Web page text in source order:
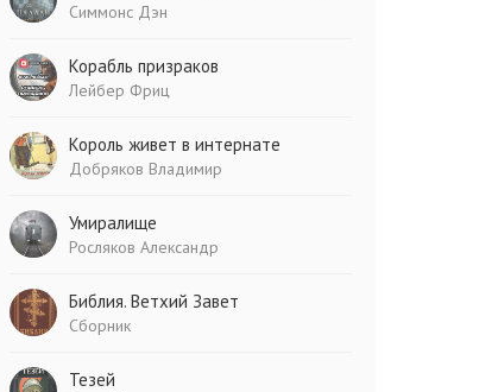
Симмонс Дэн
Корабль призраков
Лейбер Фриц
Король живет в интернате
Добряков Владимир
Умиралище
Росляков Александр
Библия. Ветхий Завет
Сборник
Тезей